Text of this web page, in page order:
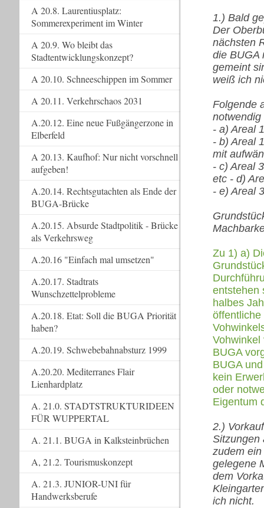
1.) Bald
Der
nächsten
die BUGA
gemeint
weiß ich
Folgende
notwendig
- a) Areal
- b) Areal
mit
- c) Areal
etc - d)
- e) Areal
Zu 1) a)
entstehen
halbes
Vohwinkel
BUGA
BUGA
kein
oder
Eigentum
2.)
Sitzungen
zudem
gelegene
dem
ich nicht.
A 20.8. Laurentiusplatz:
Sommerexperiment im Winter
A 20.9. Wo bleibt das
Stadtentwicklungskonzept?
A 20.10. Schneeschippen im Sommer
A 20.11. Verkehrschaos 2031
A.20.12. Eine neue Fußgängerzone in
Elberfeld
A 20.13. Kaufhof: Nur nicht vorschnell
aufgeben!
A.20.14. Rechtsgutachten als Ende der
BUGA-Brücke
A.20.15. Absurde Stadtpolitik - Brücke
als Verkehrsweg
A.20.16 "Einfach mal umsetzen"
A.20.17. Stadtrats
Wunschzettelprobleme
A.20.18. Etat: Soll die BUGA Priorität
haben?
A.20.19. Schwebebahnabsturz 1999
A.20.20. Mediterranes Flair
Lienhardplatz
A. 21.0. STADTSTRUKTURIDEEN
FÜR WUPPERTAL
A. 21.1. BUGA in Kalksteinbrüchen
A, 21.2. Tourismuskonzept
A. 21.3. JUNIOR-UNI für
Handwerksberufe